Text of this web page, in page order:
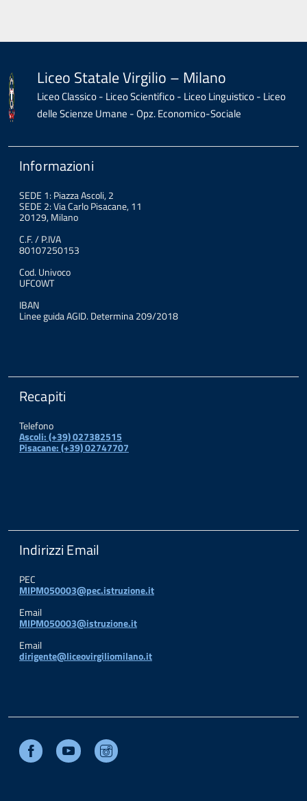
Liceo Statale Virgilio – Milano
Liceo Classico - Liceo Scientifico - Liceo Linguistico - Liceo
delle Scienze Umane - Opz. Economico-Sociale
Informazioni
SEDE 1: Piazza Ascoli, 2
SEDE 2: Via Carlo Pisacane, 11
20129, Milano
C.F. / P.IVA
80107250153
Cod. Univoco
UFC0WT
IBAN
Linee guida AGID. Determina 209/2018
Recapiti
Telefono
Ascoli: (+39) 027382515
Pisacane: (+39) 02747707
Indirizzi Email
PEC
MIPM050003@pec.istruzione.it
Email
MIPM050003@istruzione.it
Email
dirigente@liceovirgiliomilano.it
Facebook Youtube